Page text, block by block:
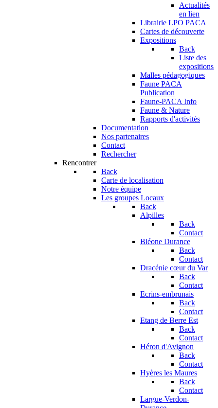
Actualités
en lien
Librairie LPO PACA
Cartes de découverte
Expositions
Back
Liste des
expositions
Malles pédagogiques
Faune PACA
Publication
Faune-PACA Info
Faune & Nature
Rapports d'activités
Documentation
Nos partenaires
Contact
Rechercher
Rencontrer
Back
Carte de localisation
Notre équipe
Les groupes Locaux
Back
Alpilles
Back
Contact
Bléone Durance
Back
Contact
Dracénie cœur du Var
Back
Contact
Ecrins-embrunais
Back
Contact
Etang de Berre Est
Back
Contact
Héron d'Avignon
Back
Contact
Hyères les Maures
Back
Contact
Largue-Verdon-